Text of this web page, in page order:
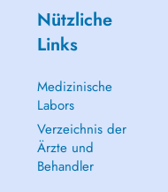
Nützliche
Links
Medizinische
Labors
Verzeichnis der
Ärzte und
Behandler